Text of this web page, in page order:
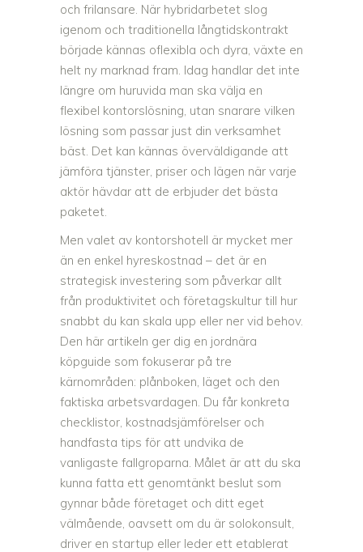
och frilansare. När hybridarbetet slog
igenom och traditionella långtidskontrakt
började kännas oflexibla och dyra, växte en
helt ny marknad fram. Idag handlar det inte
längre om huruvida man ska välja en
flexibel kontorslösning, utan snarare vilken
lösning som passar just din verksamhet
bäst. Det kan kännas överväldigande att
jämföra tjänster, priser och lägen när varje
aktör hävdar att de erbjuder det bästa
paketet.
Men valet av kontorshotell är mycket mer
än en enkel hyreskostnad – det är en
strategisk investering som påverkar allt
från produktivitet och företagskultur till hur
snabbt du kan skala upp eller ner vid behov.
Den här artikeln ger dig en jordnära
köpguide som fokuserar på tre
kärnområden: plånboken, läget och den
faktiska arbetsvardagen. Du får konkreta
checklistor, kostnadsjämförelser och
handfasta tips för att undvika de
vanligaste fallgroparna. Målet är att du ska
kunna fatta ett genomtänkt beslut som
gynnar både företaget och ditt eget
välmående, oavsett om du är solokonsult,
driver en startup eller leder ett etablerat